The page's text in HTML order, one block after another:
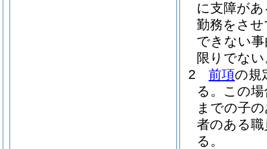
に支障が
勤務をさ
できない
限りでな
2
前項の規
る。 この
までの子
者のある
る。